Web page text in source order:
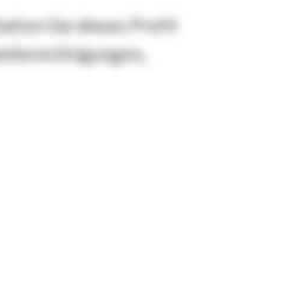
Sie dieses Profil